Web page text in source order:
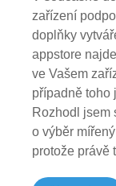
zařízení
doplňky
appstore
ve Vašem
případně toho
Rozhodl jsem
o výběr
protože právě